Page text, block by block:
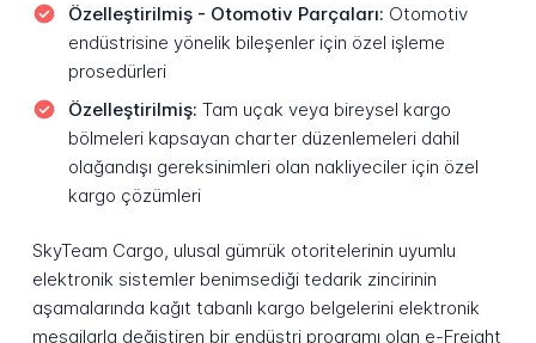
Özelleştirilmiş - Otomotiv Parçaları: Otomotiv
endüstrisine yönelik bileşenler için özel işleme
prosedürleri
Özelleştirilmiş: Tam uçak veya bireysel kargo
bölmeleri kapsayan charter düzenlemeleri dahil
olağandışı gereksinimleri olan nakliyeciler için özel
kargo çözümleri
SkyTeam Cargo, ulusal gümrük otoritelerinin uyumlu
elektronik sistemler benimsediği tedarik zincirinin
aşamalarında kağıt tabanlı kargo belgelerini elektronik
mesajlarla değiştiren bir endüstri programı olan e-Freight